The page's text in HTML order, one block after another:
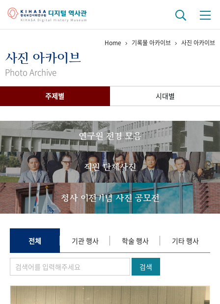
걸어온 길 기관 변천사
간행물 변천사
기록물 아카이브
사진 아카이브 문서 기록물 행정박물 영상 기록물
50+1 주년 기념
성과 50선 숫자로 보는 50년
세계와 함께 한 KIHASA
VR 역사관
Home 기록물 아카이브 사진 아카이브
사진 아카이브
Photo Archive
주제별 시대별
연구원 전경 모음
직원 단체사진
청사 이전기념 사진 공모전
전체 기관 행사 학술 행사 기타 행사
검색